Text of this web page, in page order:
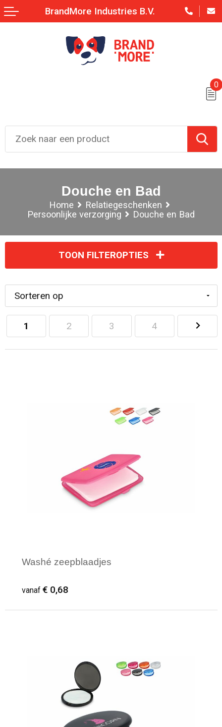
0
BrandMore Industries B.V.
Douche en Bad
Home
Relatiegeschenken
Persoonlijke verzorging
Douche en Bad
TOON FILTEROPTIES
1 2 3 4
Washé zeepblaadjes
vanaf € 0,68